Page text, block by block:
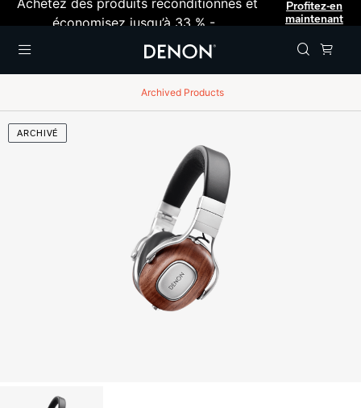
Achetez des produits reconditionnés et
économisez jusqu’à 33 % -
Profitez-en
maintenant
Archived Products
ARCHIVÉ